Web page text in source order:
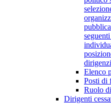
Elenco
Posti di
Ruolo
Dirigenti